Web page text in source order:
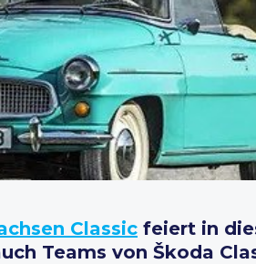
Classic feiert in
Teams von Škoda